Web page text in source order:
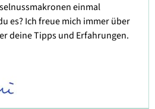
einmal
es? Ich freue mich immer über
deine Tipps und Erfahrungen.